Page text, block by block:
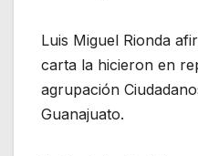
Luis Miguel Rionda
carta la hicieron en
agrupación
Guanajuato.